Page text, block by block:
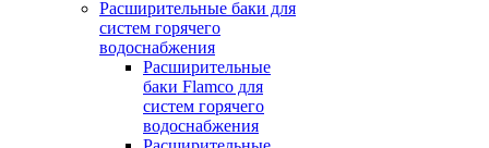
Расширительные баки для
систем горячего
водоснабжения
Расширительные
баки Flamco для
систем горячего
водоснабжения